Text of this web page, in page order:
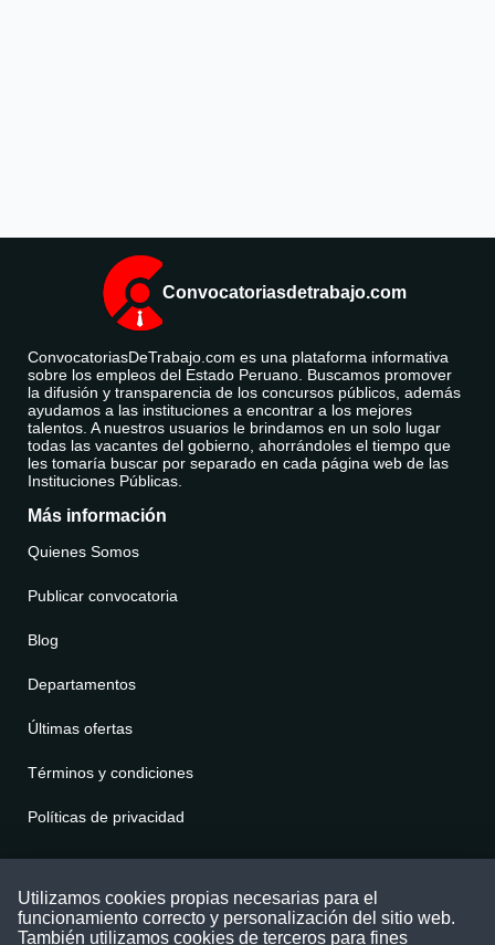
Convocatoriasdetrabajo.com
ConvocatoriasDeTrabajo.com es una plataforma informativa
sobre los empleos del Estado Peruano. Buscamos promover
la difusión y transparencia de los concursos públicos, además
ayudamos a las instituciones a encontrar a los mejores
talentos. A nuestros usuarios le brindamos en un solo lugar
todas las vacantes del gobierno, ahorrándoles el tiempo que
les tomaría buscar por separado en cada página web de las
Instituciones Públicas.
Más información
Quienes Somos
Publicar convocatoria
Blog
Departamentos
Últimas ofertas
Términos y condiciones
Políticas de privacidad
Puede comunicarse con nosotros a través
Utilizamos cookies propias necesarias para el
funcionamiento correcto y personalización del sitio web.
También utilizamos cookies de terceros para fines